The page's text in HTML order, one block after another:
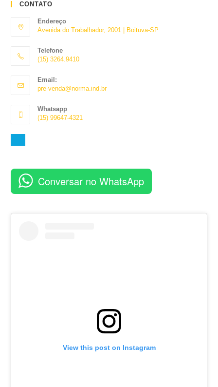
CONTATO
Endereço
Avenida do Trabalhador, 2001 | Boituva-SP
Telefone
(15) 3264.9410
em
seu
Email:
pre-venda@norma.ind.brAbre
Whatsapp
(15) 99647-4321
aplicativo
Conversar no WhatsApp
View this post on Instagram